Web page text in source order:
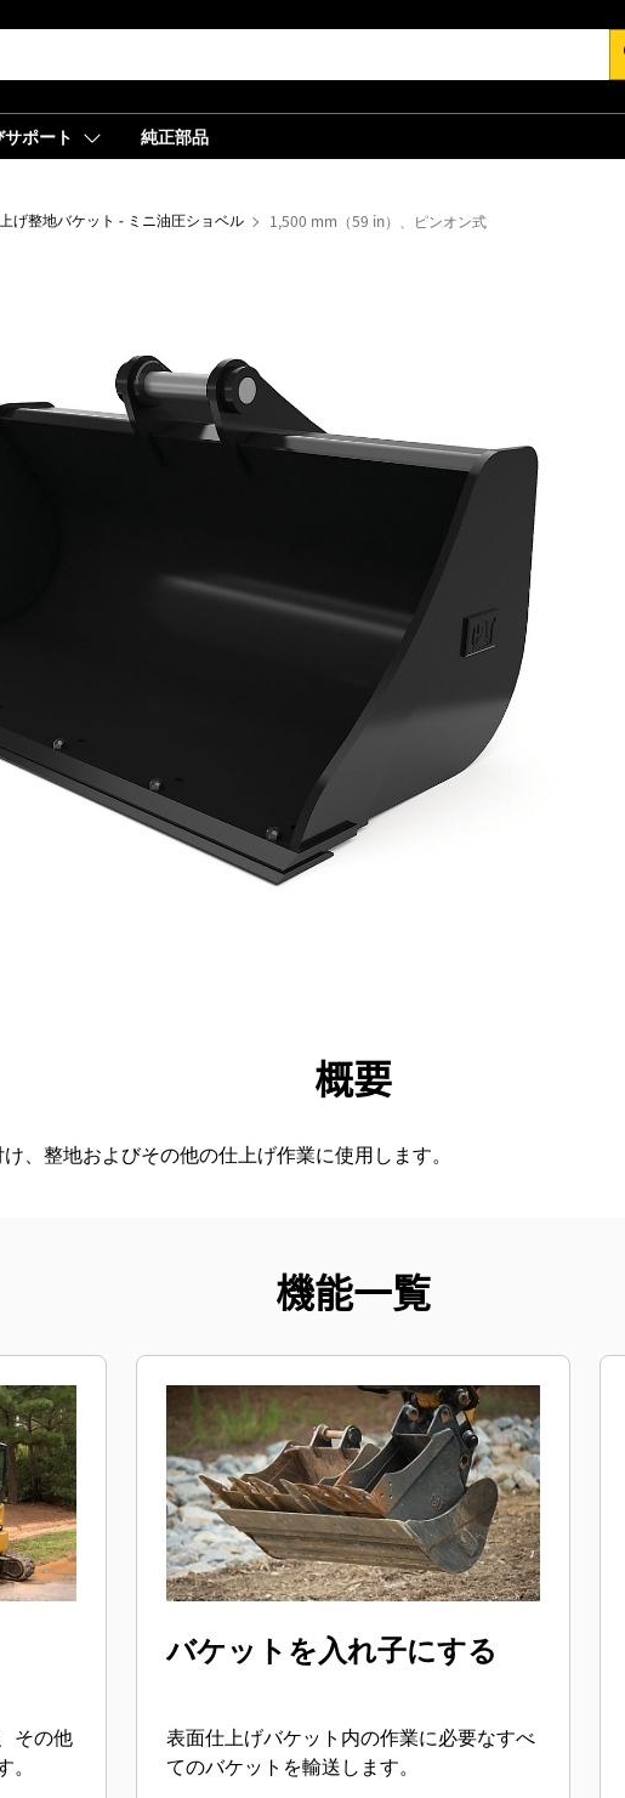
ポート 純正部品
げ整地バケット - ミニ油圧ショベル 1,500 mm（59 in）、ピンオン式
ツアー
概要
、整地およびその他の仕上げ作業に使用します。
機能一覧
その他
バケットを入れ子にする
表面仕上げバケット内の作業に必要なすべ
てのバケットを輸送します。